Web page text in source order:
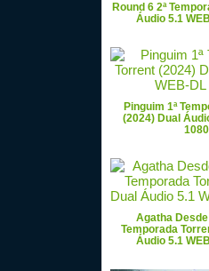
Round 6 2ª
Áudio 5.1
Pinguim 1ª
(2024) Dual
Agatha Desde
Temporada
Áudio 5.1